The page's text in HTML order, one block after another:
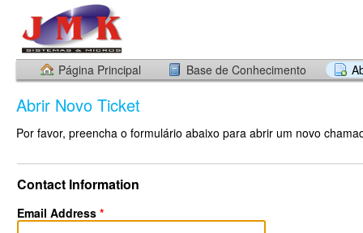
Página Principal Base de Conhecimento
Abrir Novo Ticket
Por favor, preencha o formulário abaixo para abrir um novo
Contact Information
Email Address *